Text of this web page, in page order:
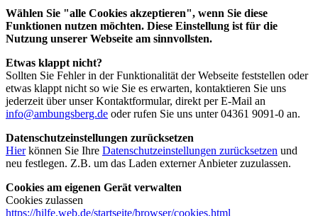
Wählen Sie "alle Cookies akzeptieren", wenn Sie diese
Funktionen nutzen möchten. Diese Einstellung ist für die
Nutzung unserer Webseite am sinnvollsten.
Etwas klappt nicht?
Sollten Sie Fehler in der Funktionalität der Webseite feststellen oder
etwas klappt nicht so wie Sie es erwarten, kontaktieren Sie uns
jederzeit über unser Kontaktformular, direkt per E-Mail an
info@ambungsberg.de oder rufen Sie uns unter 04361 9091-0 an.
Datenschutzeinstellungen zurücksetzen
Hierkönnen Sie Ihre Datenschutzeinstellungen zurücksetzen und
neu festlegen. Z.B. um das Laden externer Anbieter zuzulassen.
Cookies am eigenen Gerät verwalten
Cookies zulassen
https://hilfe.web.de/startseite/browser/cookies.html